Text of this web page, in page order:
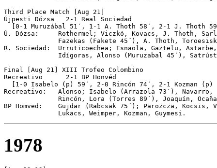
Third Place Match [Aug 21]
Újpesti Dózsa	2-1 Real Sociedad
[0-1 Muruzábal 51´, 1-1 A. Thoth 58´, 2-1 J. Thoth
Ú. Dózsa:     Rothermel; Viczkó, Kovacs, J. Thoth,
Fazekas (Fakete 45´), A. Thoth,
R. Sociedad:  Urruticoechea; Esnaola, Gaztelu,
Idígoras, Alonso (Muruzabal 45´),
Final [Aug 21] XIII Trofeo Colombino
Recreativo	2-1 BP Honvéd
[1-0 Isabelo (p) 59´, 2-0 Rincón 74´, 2-1 Kozman (p)
Recreativo:   Alonso; Isabelo (Arrazola 73´), Navarro,
Rincón, Lora (Torres 89´), Joaquín,
BP Homved:    Gujdar (Rabcsak 75´); Parozcza,
              Lukacs, Weimper, Kozman, Guymesi.
1978